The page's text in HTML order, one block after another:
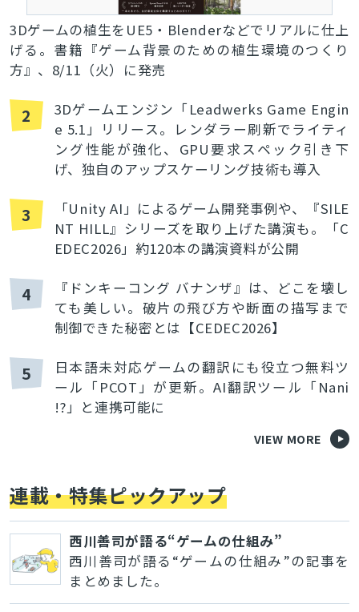
3Dゲームの植生をUE5・Blenderなどでリアルに仕上
げる。書籍『ゲーム背景のための植生環境のつくり
方』、8/11（火）に発売
2
3Dゲームエンジン「Leadwerks Game Engin
e 5.1」リリース。レンダラー刷新でライティ
ング性能が強化、GPU要求スペック引き下
げ、独自のアップスケーリング技術も導入
3
「Unity AI」によるゲーム開発事例や、『SILE
NT HILL』シリーズを取り上げた講演も。「C
EDEC2026」約120本の講演資料が公開
4
『ドンキーコング バナンザ』は、どこを壊し
ても美しい。破片の飛び方や断面の描写まで
制御できた秘密とは【CEDEC2026】
5
日本語未対応ゲームの翻訳にも役立つ無料ツ
ール「PCOT」が更新。AI翻訳ツール「Nani
!?」と連携可能に
VIEW MORE
連載・特集ピックアップ
西川善司が語る“ゲームの仕組み”
西川善司が語る“ゲームの仕組み”の記事を
まとめました。